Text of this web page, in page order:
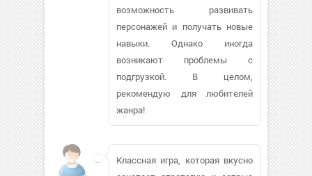
возможность развивать
персонажей и получать новые
навыки. Однако иногда
возникают проблемы с
подгрузкой. В целом,
рекомендую для любителей
жанра!
Классная игра, которая вкусно